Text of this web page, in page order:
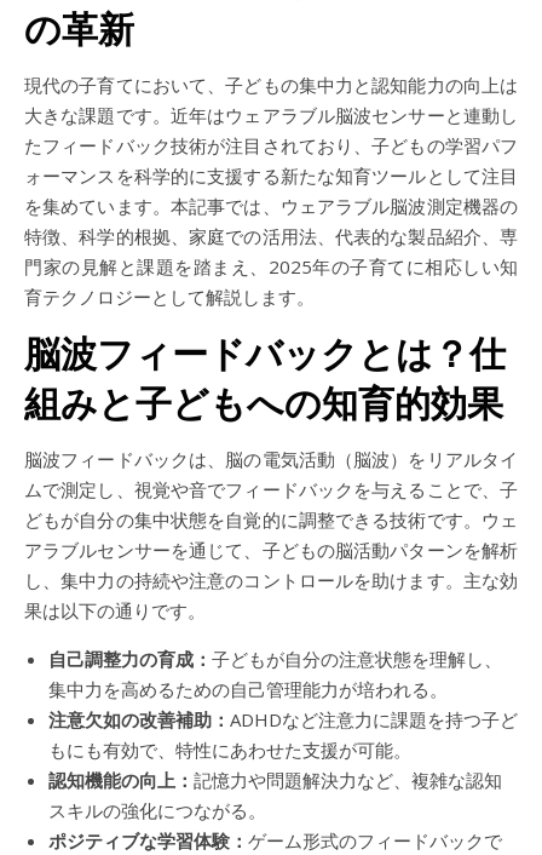
の革新
現代の子育てにおいて、子どもの集中力と認知能力の向上は
大きな課題です。近年はウェアラブル脳波センサーと連動し
たフィードバック技術が注目されており、子どもの学習パフ
ォーマンスを科学的に支援する新たな知育ツールとして注目
を集めています。本記事では、ウェアラブル脳波測定機器の
特徴、科学的根拠、家庭での活用法、代表的な製品紹介、専
門家の見解と課題を踏まえ、2025年の子育てに相応しい知
育テクノロジーとして解説します。
脳波フィードバックとは？仕
組みと子どもへの知育的効果
脳波フィードバックは、脳の電気活動（脳波）をリアルタイ
ムで測定し、視覚や音でフィードバックを与えることで、子
どもが自分の集中状態を自覚的に調整できる技術です。ウェ
アラブルセンサーを通じて、子どもの脳活動パターンを解析
し、集中力の持続や注意のコントロールを助けます。主な効
果は以下の通りです。
自己調整力の育成： 子どもが自分の注意状態を理解し、
集中力を高めるための自己管理能力が培われる。
注意欠如の改善補助： ADHDなど注意力に課題を持つ子ど
もにも有効で、特性にあわせた支援が可能。
認知機能の向上： 記憶力や問題解決力など、複雑な認知
スキルの強化につながる。
ポジティブな学習体験： ゲーム形式のフィードバックで